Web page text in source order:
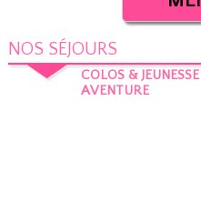
NOS SÉJOURS
COLOS &
AVENTURE